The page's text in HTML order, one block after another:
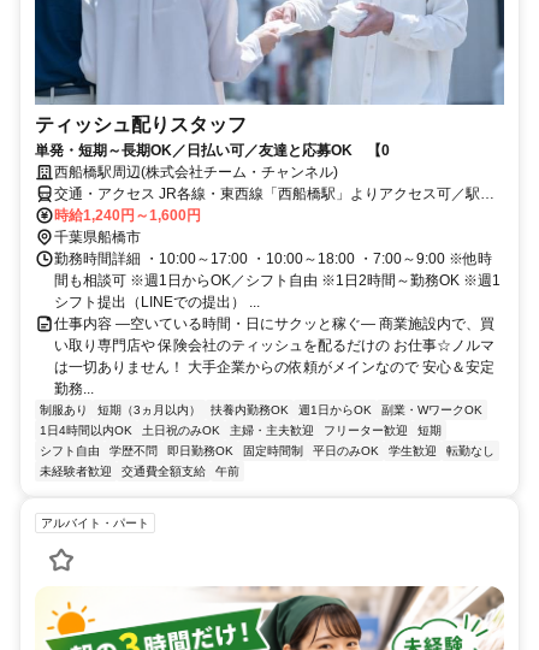
ティッシュ配りスタッフ
単発・短期～長期OK／日払い可／友達と応募OK 【0
西船橋駅周辺(株式会社チーム・チャンネル)
交通・アクセス JR各線・東西線「西船橋駅」よりアクセス可／駅近5
分以内 ※直行直帰OK
時給1,240円～1,600円
千葉県船橋市
勤務時間詳細 ・10:00～17:00 ・10:00～18:00 ・7:00～9:00 ※他時
間も相談可 ※週1日からOK／シフト自由 ※1日2時間～勤務OK ※週1
シフト提出（LINEでの提出） ...
仕事内容 ―空いている時間・日にサクッと稼ぐ― 商業施設内で、買
い取り専門店や 保険会社のティッシュを配るだけの お仕事☆ノルマ
は一切ありません！ 大手企業からの依頼がメインなので 安心＆安定
勤務...
制服あり 短期（3ヵ月以内） 扶養内勤務OK 週1日からOK
副業・WワークOK
1日4時間以内OK
土日祝のみOK 主婦・主夫歓迎 フリーター歓迎
短期
シフト自由
学歴不問 即日勤務OK 固定時間制 平日のみOK 学生歓迎
転勤なし
未経験者歓迎
交通費全額支給 午前
アルバイト・パート